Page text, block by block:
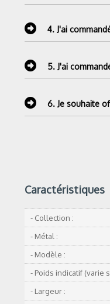
4. J'ai
5. J'ai
6. Je souhaite
Caractéristiques
- Collection :
- Métal :
- Modèle :
- Poids indicatif (varie
- Largeur :